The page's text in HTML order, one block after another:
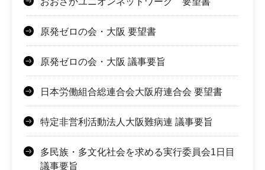
原発ゼロの会・大阪 要望書
原発ゼロの会・大阪 議事要旨
日本労働組合総連合会大阪府連合会 要望書
特定非営利活動法人大阪難病連 議事要旨
多民族・多文化社会を求める実行委員会1日目
議事要旨